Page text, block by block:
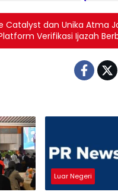
Catalyst dan Unika Atma
Verifikasi Ijazah
Luar Negeri